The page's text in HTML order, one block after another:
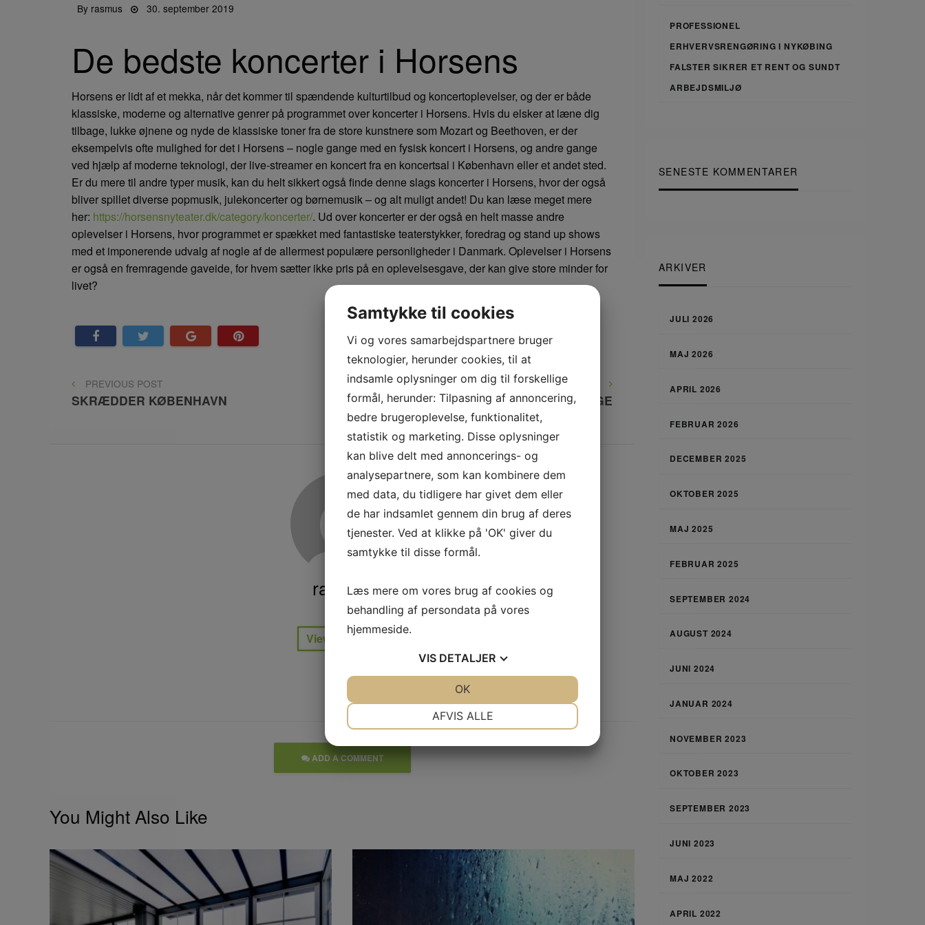
PROFESSIONEL
ERHVERVSRENGØRING I NYKØBING
FALSTER SIKRER ET RENT OG SUNDT
ARBEJDSMILJØ
SENESTE KOMMENTARER
ARKIVER
JULI 2026
MAJ 2026
APRIL 2026
FEBRUAR 2026
DECEMBER 2025
OKTOBER 2025
MAJ 2025
FEBRUAR 2025
SEPTEMBER 2024
AUGUST 2024
JUNI 2024
JANUAR 2024
NOVEMBER 2023
OKTOBER 2023
SEPTEMBER 2023
JUNI 2023
MAJ 2022
APRIL 2022
By rasmus
Posted
30. september 2019
De bedste koncerter i Horsens
Horsens er lidt af et mekka, når det kommer til spændende kulturtilbud og koncertoplevelser, og der er både
klassiske, moderne og alternative genrer på programmet over koncerter i Horsens. Hvis du elsker at læne dig
tilbage, lukke øjnene og nyde de klassiske toner fra de store kunstnere som Mozart og Beethoven, er der
eksempelvis ofte mulighed for det i Horsens – nogle gange med en fysisk koncert i Horsens, og andre gange
ved hjælp af moderne teknologi, der live-streamer en koncert fra en koncertsal i København eller et andet sted.
Er du mere til andre typer musik, kan du helt sikkert også finde denne slags koncerter i Horsens, hvor der også
bliver spillet diverse popmusik, julekoncerter og børnemusik – og alt muligt andet! Du kan læse meget mere
her: https://horsensnyteater.dk/category/koncerter/. Ud over koncerter er der også en helt masse andre
oplevelser i Horsens, hvor programmet er spækket med fantastiske teaterstykker, foredrag og stand up shows
med et imponerende udvalg af nogle af de allermest populære personligheder i Danmark. Oplevelser i Horsens
er også en fremragende gaveide, for hvem sætter ikke pris på en oplevelsesgave, der kan give store minder for
livet?
Indlægsnavigation
PREVIOUS
POST
PREVIOUS POST
SKRÆDDER KØBENHAVN
NEXT
POST
NEXT POST
GLASMONTAGE
rasmus
View all posts
ADD A COMMENT
You Might Also Like
Samtykke til cookies
Vi og vores samarbejdspartnere bruger
teknologier, herunder cookies, til at
indsamle oplysninger om dig til forskellige
formål, herunder: Tilpasning af annoncering,
bedre brugeroplevelse, funktionalitet,
statistik og marketing. Disse oplysninger
kan blive delt med annoncerings- og
analysepartnere, som kan kombinere dem
med data, du tidligere har givet dem eller
de har indsamlet gennem din brug af deres
tjenester. Ved at klikke på 'OK' giver du
samtykke til disse formål.
Læs mere om vores brug af cookies og
behandling af persondata på vores
hjemmeside.
VIS DETALJER
MARKETING
AFVIS ALLE
OK